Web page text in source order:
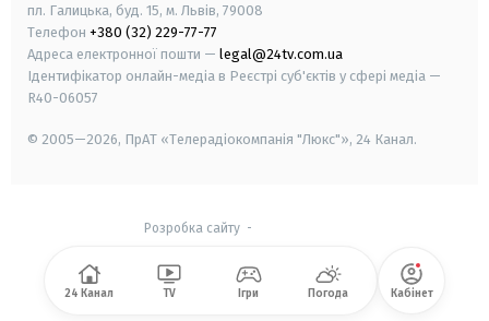
пл. Галицька, буд. 15, м. Львів, 79008
Телефон +380 (32) 229-77-77
Адреса електронної пошти — legal@24tv.com.ua
Ідентифікатор онлайн-медіа в Реєстрі суб'єктів у сфері медіа —
R40-06057
© 2005—2026, ПрАТ «Телерадіокомпанія "Люкс"», 24 Канал.
Розробка сайту-
24 Канал TV Ігри Погода Кабінет